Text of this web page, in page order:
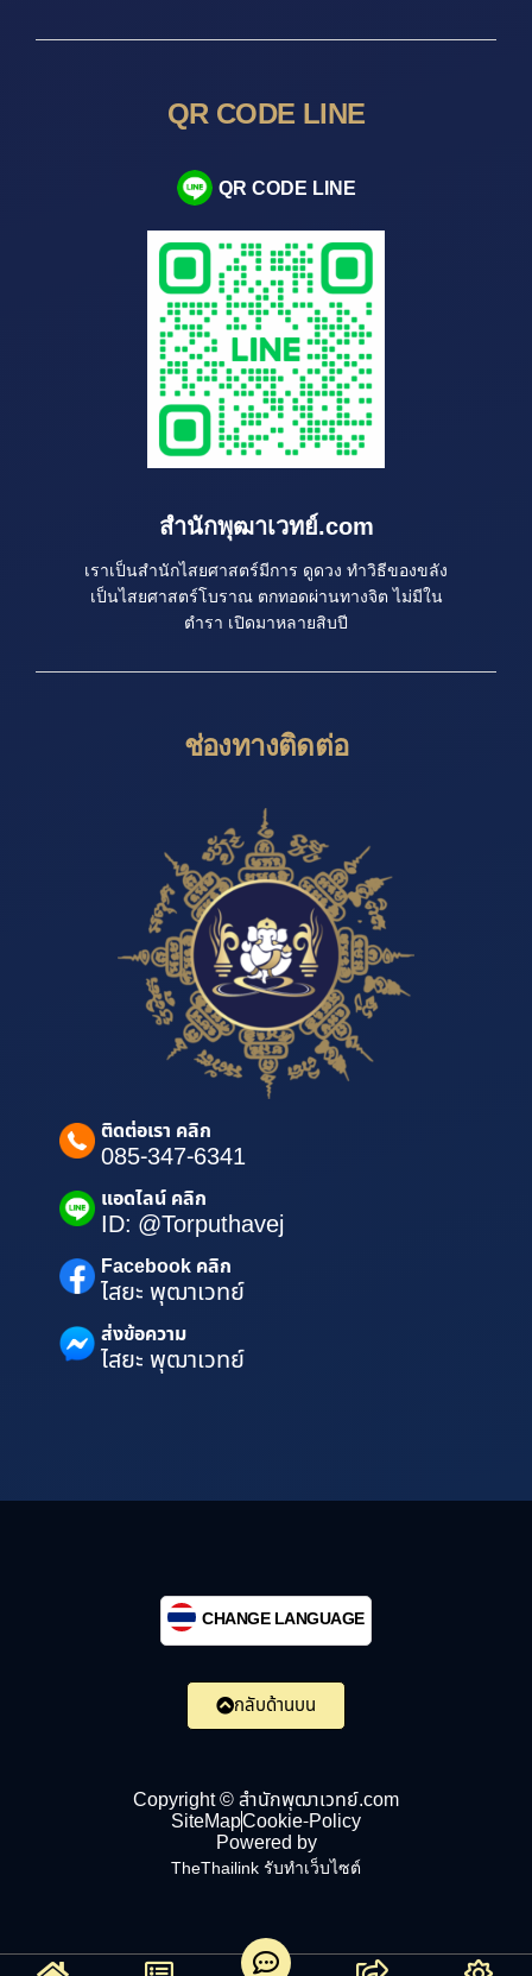
QR CODE LINE
QR CODE LINE
สำนักพุฒาเวทย์.com
เราเป็นสำนักไสยศาสตร์มีการ ดูดวง ทำวิธีของขลัง
เป็นไสยศาสตร์โบราณ ตกทอดผ่านทางจิต ไม่มีใน
ตำรา เปิดมาหลายสิบปี
ช่องทางติดต่อ
ติดต่อเรา คลิก
085-347-6341
แอดไลน์ คลิก
ID: @Torputhavej
Facebook คลิก
ไสยะ พุฒาเวทย์
ส่งข้อความ
ไสยะ พุฒาเวทย์
Copyright © สำนักพุฒาเวทย์.com
SiteMapCookie-Policy
Powered by
TheThailink รับทำเว็บไซต์
CHANGE LANGUAGE
กลับด้านบน